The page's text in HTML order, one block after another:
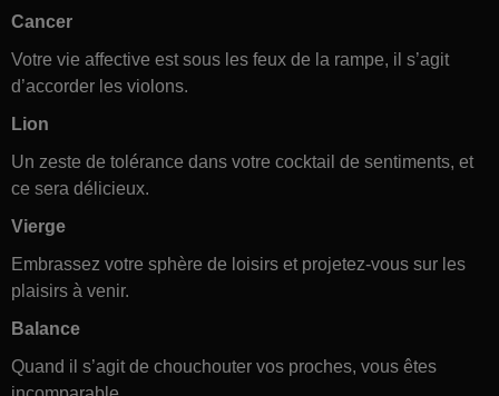
Cancer
Votre vie affective est sous les feux de la rampe, il s’agit
d’accorder les violons.
Lion
Un zeste de tolérance dans votre cocktail de sentiments, et
ce sera délicieux.
Vierge
Embrassez votre sphère de loisirs et projetez-vous sur les
plaisirs à venir.
Balance
Quand il s’agit de chouchouter vos proches, vous êtes